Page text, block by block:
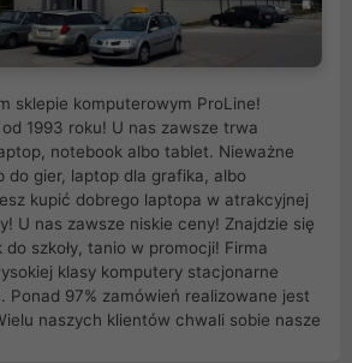
sklepie komputerowym ProLine!
1993 roku! U nas zawsze trwa
notebook albo tablet. Nieważne
do gier, laptop dla grafika, albo
kupić dobrego laptopa w atrakcyjnej
U nas zawsze niskie ceny! Znajdzie się
szkoły, tanio w promocji! Firma
klasy komputery stacjonarne
Ponad 97% zamówień realizowane jest
naszych klientów chwali sobie nasze